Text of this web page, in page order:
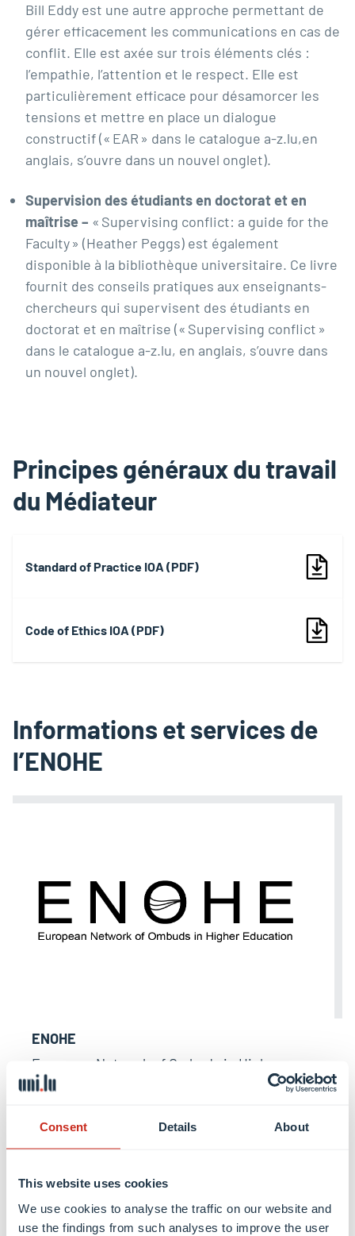
Consent Details About
This website uses cookies
We use cookies to analyse the traffic on our website and
use the findings from such analyses to improve the user
Bill Eddy est une autre approche permettant de
gérer efficacement les communications en cas de
conflit. Elle est axée sur trois éléments clés :
l’empathie, l’attention et le respect. Elle est
particulièrement efficace pour désamorcer les
tensions et mettre en place un dialogue
constructif (« EAR » dans le catalogue a-z.lu,en
anglais, s’ouvre dans un nouvel onglet).
Supervision des étudiants en doctorat et en
maîtrise – « Supervising conflict: a guide for the
Faculty » (Heather Peggs) est également
disponible à la bibliothèque universitaire. Ce livre
fournit des conseils pratiques aux enseignants-
chercheurs qui supervisent des étudiants en
doctorat et en maîtrise (« Supervising conflict »
dans le catalogue a-z.lu, en anglais, s’ouvre dans
un nouvel onglet).
Principes généraux du travail
du Médiateur
Standard of Practice IOA (PDF)
Code of Ethics IOA (PDF)
Informations et services de
l’ENOHE
ENOHE
European Network of Ombuds in Higher
Education
Visiter le site (EN)